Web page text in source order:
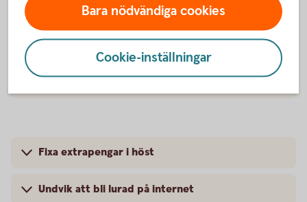
3 tips för att få pengapejl
Spara – 5 bästa tipsen
Fixa extrapengar i höst
Undvik att bli lurad på internet
Bara nödvändiga cookies
Cookie-inställningar